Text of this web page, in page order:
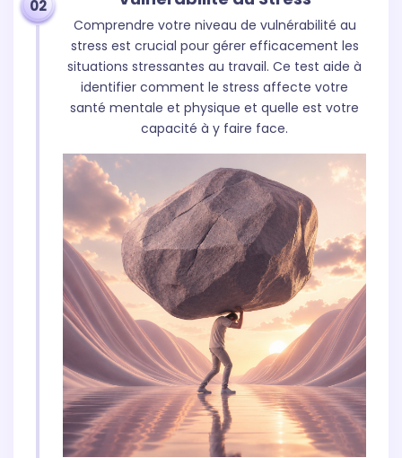
Comprendre votre niveau de vulnérabilité au
stress est crucial pour gérer efficacement les
situations stressantes au travail. Ce test aide à
identifier comment le stress affecte votre
santé mentale et physique et quelle est votre
capacité à y faire face.
02